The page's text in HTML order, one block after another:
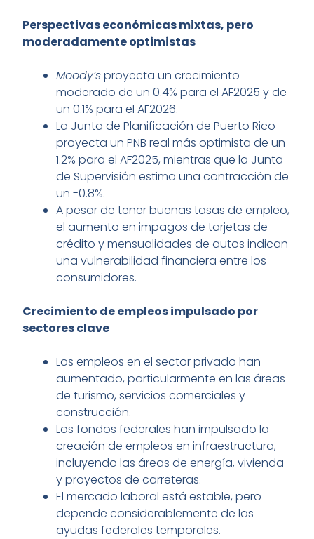
Perspectivas económicas mixtas, pero
moderadamente optimistas
Moody’sproyecta un crecimiento
moderado de un 0.4% para el AF2025 y de
un 0.1% para el AF2026.
La Junta de Planificación de Puerto Rico
proyecta un PNB real más optimista de un
1.2% para el AF2025, mientras que la Junta
de Supervisión estima una contracción de
un -0.8%.
A pesar de tener buenas tasas de empleo,
el aumento en impagos de tarjetas de
crédito y mensualidades de autos indican
una vulnerabilidad financiera entre los
consumidores.
Crecimiento de empleos impulsado por
sectores clave
Los empleos en el sector privado han
aumentado, particularmente en las áreas
de turismo, servicios comerciales y
construcción.
Los fondos federales han impulsado la
creación de empleos en infraestructura,
incluyendo las áreas de energía, vivienda
y proyectos de carreteras.
El mercado laboral está estable, pero
depende considerablemente de las
ayudas federales temporales.